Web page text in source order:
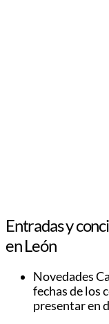
Entradas y
en León
Novedades
fechas de los
presentaren